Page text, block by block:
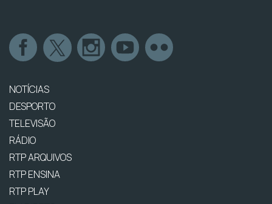
NOTÍCIAS
DESPORTO
TELEVISÃO
RÁDIO
RTP ARQUIVOS
RTP ENSINA
RTP PLAY